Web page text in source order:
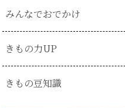
みんなでおでかけ
きもの力UP
きもの豆知識